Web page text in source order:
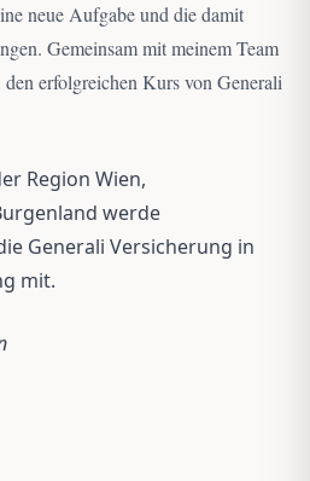
neue Aufgabe und die damit
Gemeinsam mit meinem Team
den erfolgreichen Kurs von Generali
Region Wien,
werde
Generali Versicherung in
mit.